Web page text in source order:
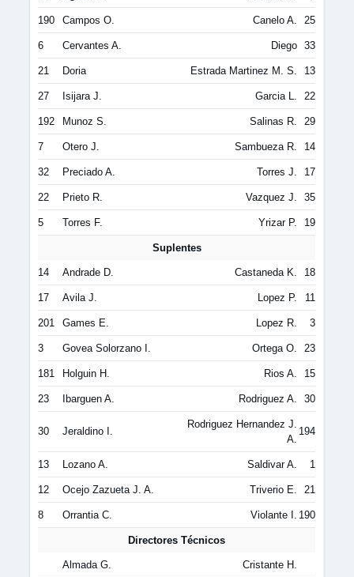
190 Campos O. Canelo A. 25
6 Cervantes A. Diego 33
21 Doria Estrada Martinez M. S. 13
27 Isijara J. Garcia L. 22
192 Munoz S. Salinas R. 29
7 Otero J. Sambueza R. 14
32 Preciado A. Torres J. 17
22 Prieto R. Vazquez J. 35
5 Torres F. Yrizar P. 19
Suplentes
14 Andrade D. Castaneda K. 18
17 Avila J. Lopez P. 11
201 Games E. Lopez R. 3
3 Govea Solorzano I. Ortega O. 23
181 Holguin H. Rios A. 15
23 Ibarguen A. Rodriguez A. 30
30 Jeraldino I.
Rodriguez Hernandez J.
A.
194
13 Lozano A. Saldivar A. 1
12 Ocejo Zazueta J. A. Triverio E. 21
8 Orrantia C. Violante I. 190
Directores Técnicos
Almada G. Cristante H.